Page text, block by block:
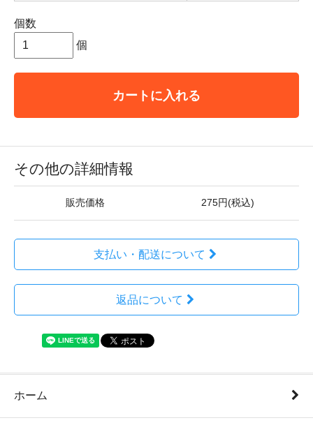
個数
個
カートに入れる
その他の詳細情報
販売価格 275円(税込)
支払い・配送について
返品について
ホーム